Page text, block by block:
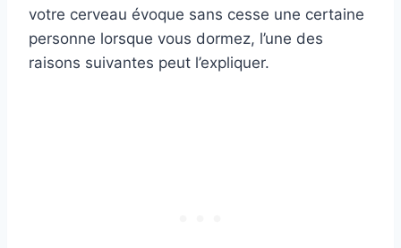
votre cerveau évoque sans cesse une certaine
personne lorsque vous dormez, l’une des
raisons suivantes peut l’expliquer.